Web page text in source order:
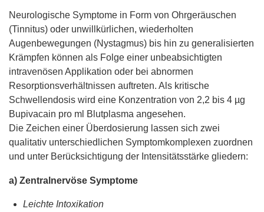
Neurologische Symptome in Form von Ohrgeräuschen
(Tinnitus) oder unwillkürlichen, wiederholten
Augenbewegungen (Nystagmus) bis hin zu generalisierten
Krämpfen können als Folge einer unbeabsichtigten
intravenösen Applikation oder bei abnormen
Resorptionsverhältnissen auftreten. Als kritische
Schwellendosis wird eine Konzentration von 2,2 bis 4 µg
Bupivacain pro ml Blutplasma angesehen.
Die Zeichen einer Überdosierung lassen sich zwei
qualitativ unterschiedlichen Symptomkomplexen zuordnen
und unter Berücksichtigung der Intensitätsstärke gliedern:
a) Zentralnervöse Symptome
Leichte Intoxikation